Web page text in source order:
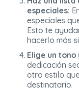
especiales:
especiales
Esto te
hacerlo más
Elige un tono
dedicación
otro estilo
destinatario.